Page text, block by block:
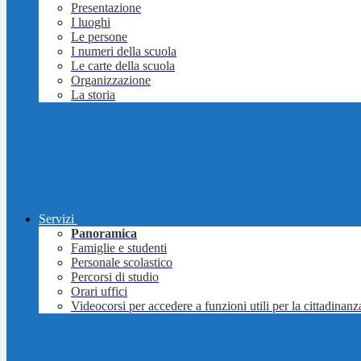
Presentazione
I luoghi
Le persone
I numeri della scuola
Le carte della scuola
Organizzazione
La storia
Servizi
Panoramica
Famiglie e studenti
Personale scolastico
Percorsi di studio
Orari uffici
Videocorsi per accedere a funzioni utili per la